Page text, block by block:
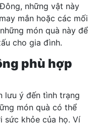
những vật này
mắn hoặc các mối
món quà này để
cho gia đình.
phù hợp
lưu ý đến tình trạng
món quà có thể
sức khỏe của họ. Ví